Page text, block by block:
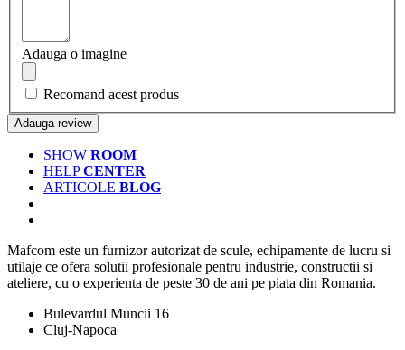
Adauga o imagine
Recomand acest produs
Adauga review
SHOW ROOM
HELP CENTER
ARTICOLE BLOG
Mafcom este un furnizor autorizat de scule, echipamente de lucru si
utilaje ce ofera solutii profesionale pentru industrie, constructii si
ateliere, cu o experienta de peste 30 de ani pe piata din Romania.
Bulevardul Muncii 16
Cluj-Napoca